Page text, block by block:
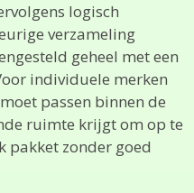
logisch
verzameling
geheel met een
individuele merken
passen binnen de
ruimte krijgt om op te
pakket zonder goed